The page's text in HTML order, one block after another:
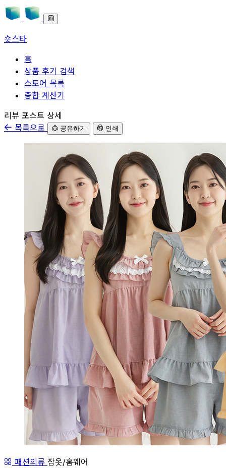
숏스타
홈
상품 후기 검색
스토어 목록
종합 계산기
본문으로 바로가기
리뷰 포스트 상세
목록으로
공유하기 인쇄
패션의류 잠옷/홈웨어